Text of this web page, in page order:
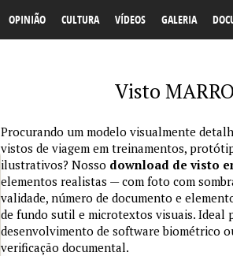
OPINIÃO CULTURA VÍDEOS GALERIA
Visto
Procurando um modelo visualmente
vistos de viagem em treinamentos,
ilustrativos? Nosso download de visto
elementos realistas — com foto com
validade, número de documento e
de fundo sutil e microtextos visuais. Ideal
desenvolvimento de software biométrico
verificação documental.